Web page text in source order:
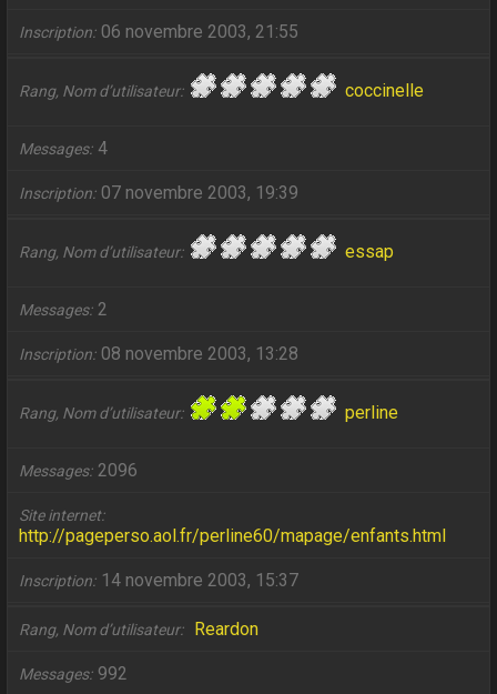
Inscription 06 novembre 2003, 21:55
Rang, Nom d’utilisateur coccinelle
Messages 4
Inscription 07 novembre 2003, 19:39
Rang, Nom d’utilisateur essap
Messages 2
Inscription 08 novembre 2003, 13:28
Rang, Nom d’utilisateur perline
Messages 2096
Site internet
http://pageperso.aol.fr/perline60/mapage/enfants.html
Inscription 14 novembre 2003, 15:37
Rang, Nom d’utilisateur Reardon
Messages 992